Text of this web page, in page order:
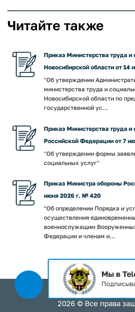
Читайте также
Приказ Министерства труда и
Новосибирской области от 14
"Об утверждении
министерства труда и
Новосибирской области по
государственной ус...
Приказ Министерства труда
Российской Федерации от 7
"Об утверждении формы
социальных услуг"
Приказ Министра обороны
июня 2026 г. № 420
"Об определении Порядка и
осуществления
военнослужащим
Федерации и членам и...
2026 © Все права
Мы в